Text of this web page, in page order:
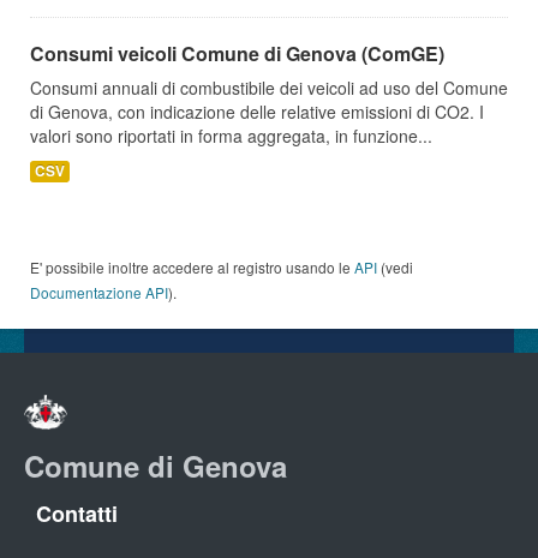
Consumi veicoli Comune di Genova (ComGE)
Consumi annuali di combustibile dei veicoli ad uso del Comune
di Genova, con indicazione delle relative emissioni di CO2. I
valori sono riportati in forma aggregata, in funzione...
CSV
E' possibile inoltre accedere al registro usando le API (vedi
Documentazione API).
Comune di Genova
Contatti